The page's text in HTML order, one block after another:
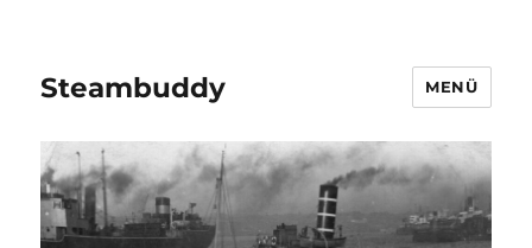
Steambuddy MENÜ